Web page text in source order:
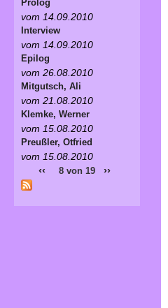
Prolog
vom 14.09.2010
Interview
vom 14.09.2010
Epilog
vom 26.08.2010
Mitgutsch, Ali
vom 21.08.2010
Klemke, Werner
vom 15.08.2010
Preußler, Otfried
vom 15.08.2010
‹‹ 8 von 19 ››